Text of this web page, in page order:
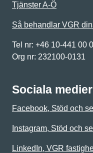
Tjänster A-Ö
Så behandlar VGR
Tel nr: +46 10-441 00
Org nr: 232100-0131
Sociala medier
Facebook, Stöd och
Instagram, Stöd och
LinkedIn, VGR